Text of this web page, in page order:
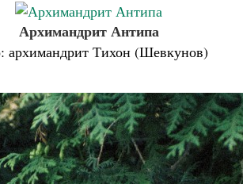
Архимандрит Антипа
архимандрит Тихон (Шевкунов)